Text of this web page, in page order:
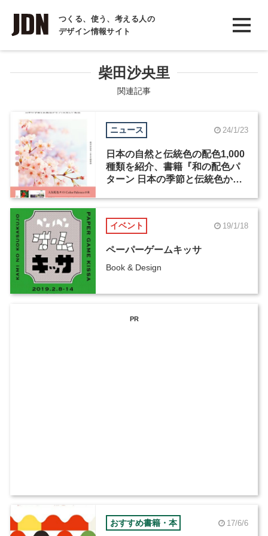
つくる、使う、考える人の
デザイン情報サイト
INTERVIEW
インタビュー
COLUMN
コラム
柴田沙央里
関連記事
ニュース 24/1/23
日本の自然と伝統色の配色1,000
種類を紹介、書籍『和の配色パ
ターン 日本の季節と伝統色から
イベント 19/1/18
ペーパーゲームキッサ
Book & Design
PR
おすすめ書籍・本 17/6/6